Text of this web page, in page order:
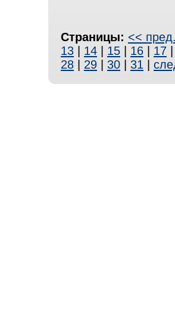
Страницы: <<
13
14 15 16 17
28
29 30 31